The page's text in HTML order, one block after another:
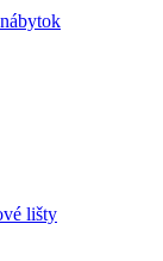
lišty